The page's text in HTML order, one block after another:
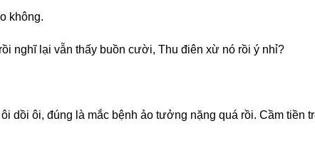
không.
nghĩ lại vẫn thấy buồn cười, Thu điên xừ nó rồi ý nhỉ?
dồi ôi, đúng là mắc bệnh ảo tưởng nặng quá rồi. Cầm tiền